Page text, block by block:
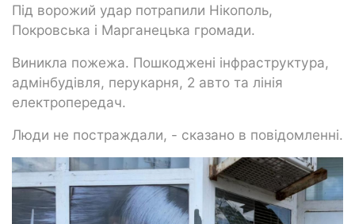
Під ворожий удар потрапили Нікополь,
Покровська і Марганецька громади.
Виникла пожежа. Пошкоджені інфраструктура,
адмінбудівля, перукарня, 2 авто та лінія
електропередач.
Люди не постраждали, - сказано в повідомленні.